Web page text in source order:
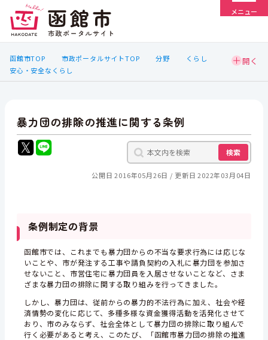
メニュー
函館市TOP 市政ポータルサイトTOP 分野
くらし
安心・安全なくらし
暴力団の排除の推進に関する条例
検索
公開日 2016年05月26日 更新日 2022年03月04日
条例制定の背景
函館市では、これまでも暴力団からの不当な要求行為には応じな
いことや、市が発注する工事や請負契約の入札に暴力団を参加さ
せないこと、市営住宅に暴力団員を入居させないことなど、さま
ざまな暴力団の排除に関する取り組みを行ってきました。
しかし、暴力団は、従前からの暴力的不法行為に加え、社会や経
済情勢の変化に応じて、多種多様な資金獲得活動を活発化させて
おり、市のみならず、社会全体として暴力団の排除に取り組んで
行く必要があると考え、このたび、「函館市暴力団の排除の推進